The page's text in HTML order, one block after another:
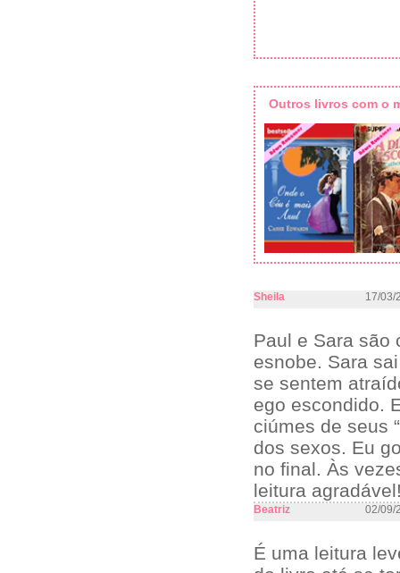
Outros livros com o
Sheila 17/03/
Paul e Sara são
esnobe. Sara
se sentem
ego escondido.
ciúmes de seus
dos sexos. Eu
no final. Às
leitura
Beatriz 02/09/
É uma leitura